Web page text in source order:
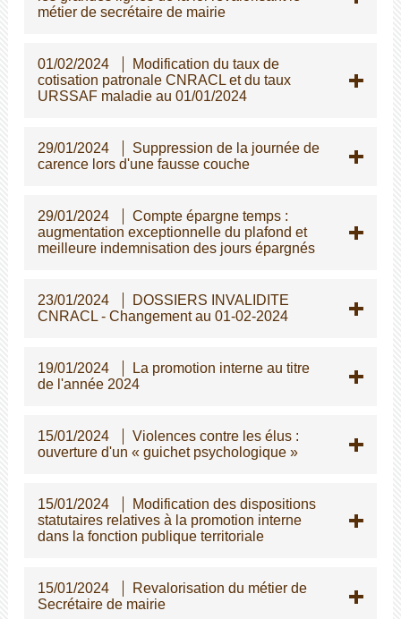
métier de secrétaire de mairie
01/02/2024
Modification du taux de
cotisation patronale CNRACL et du taux
URSSAF maladie au 01/01/2024
29/01/2024
Suppression de la journée de
carence lors d'une fausse couche
29/01/2024
Compte épargne temps :
augmentation exceptionnelle du plafond et
meilleure indemnisation des jours épargnés
23/01/2024
DOSSIERS INVALIDITE
CNRACL - Changement au 01-02-2024
19/01/2024
La promotion interne au titre
de l'année 2024
15/01/2024
Violences contre les élus :
ouverture d'un « guichet psychologique »
15/01/2024
Modification des dispositions
statutaires relatives à la promotion interne
dans la fonction publique territoriale
15/01/2024
Revalorisation du métier de
Secrétaire de mairie